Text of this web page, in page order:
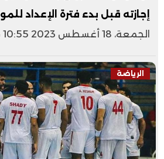
إجازته قبل بدء فترة الإعداد
الجمعة، 18 أغسطس 2023 10:55 م
الرياضة